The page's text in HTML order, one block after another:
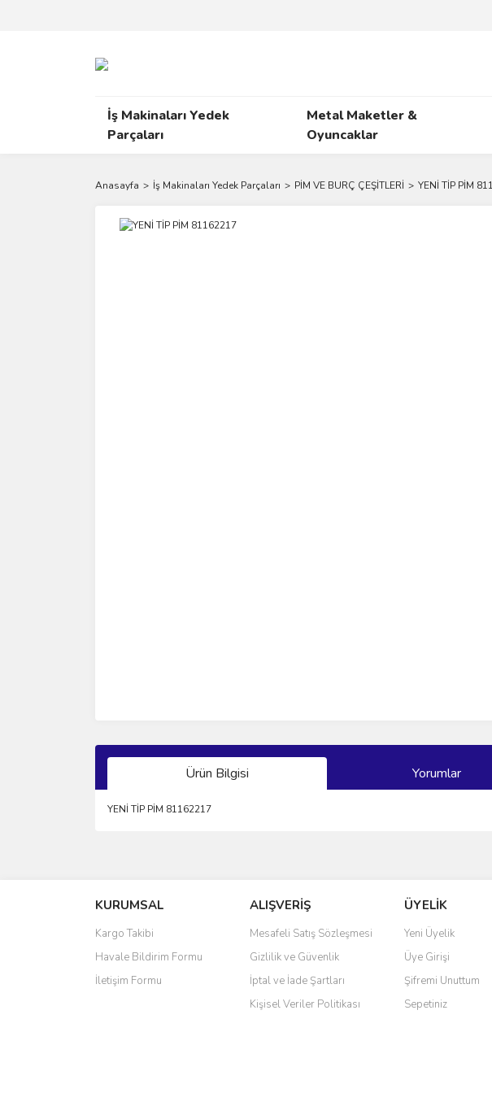
İş Makinaları Yedek
Parçaları
Metal Maketler &
Oyuncaklar
Anasayfa İş Makinaları Yedek Parçaları PİM VE BURÇ ÇEŞİTLERİ YENİ TİP PİM
Ürün Bilgisi Yorumlar
YENİ TİP PİM 81162217
Ürün resmi kalitesiz, bozuk veya görüntülenemiyor.
Ürün açıklamasında eksik bilgiler bulunuyor.
Ürün bilgilerinde hatalar bulunuyor.
Ürün fiyatı diğer sitelerden daha pahalı.
Bu ürüne benzer farklı alternatifler olmalı.
KURUMSAL
Kargo Takibi
Havale Bildirim Formu
İletişim Formu
ALIŞVERİŞ
Mesafeli Satış Sözleşmesi
Gizlilik ve Güvenlik
İptal ve İade Şartları
Kişisel Veriler Politikası
ÜYELİK
Yeni Üyelik
Üye Girişi
Şifremi Unuttum
Sepetiniz